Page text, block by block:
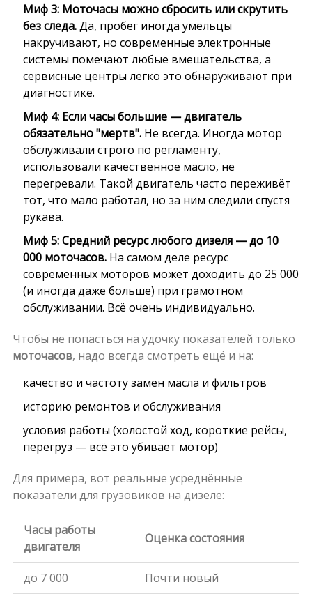
Миф 3: Моточасы можно сбросить или скрутить
без следа.Да, пробег иногда умельцы
накручивают, но современные электронные
системы помечают любые вмешательства, а
сервисные центры легко это обнаруживают при
диагностике.
Миф 4: Если часы большие — двигатель
обязательно "мертв".Не всегда. Иногда мотор
обслуживали строго по регламенту,
использовали качественное масло, не
перегревали. Такой двигатель часто переживёт
тот, что мало работал, но за ним следили спустя
рукава.
Миф 5: Средний ресурс любого дизеля — до 10
000 моточасов.На самом деле ресурс
современных моторов может доходить до 25 000
(и иногда даже больше) при грамотном
обслуживании. Всё очень индивидуально.
Чтобы не попасться на удочку показателей только
моточасов, надо всегда смотреть ещё и на:
качество и частоту замен масла и фильтров
историю ремонтов и обслуживания
условия работы (холостой ход, короткие рейсы,
перегруз — всё это убивает мотор)
Для примера, вот реальные усреднённые
показатели для грузовиков на дизеле:
Часы работы
двигателя
Оценка состояния
до 7 000 Почти новый